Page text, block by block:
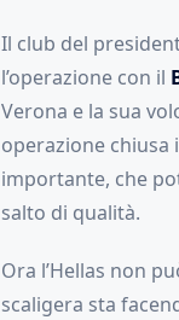
Il club del
l’operazione con il
Verona e la sua
operazione
importante, che
salto di qualità.
Ora l’Hellas non
scaligera sta